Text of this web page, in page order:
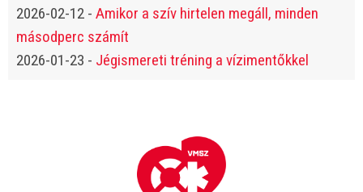
2026-02-12 - Amikor a szív hirtelen megáll, minden
másodperc számít
2026-01-23 - Jégismereti tréning a vízimentőkkel